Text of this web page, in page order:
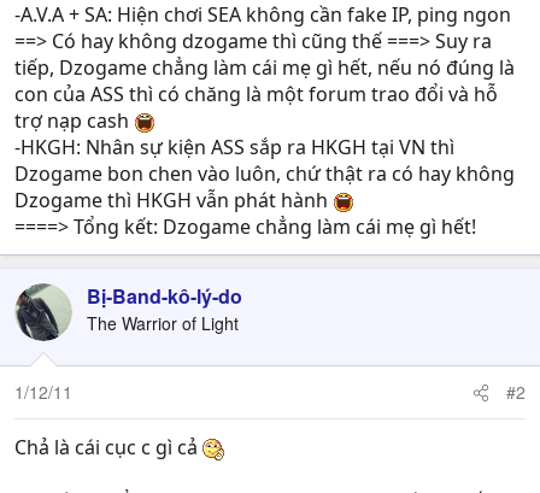
-A.V.A + SA: Hiện chơi SEA không cần fake IP, ping ngon
==> Có hay không dzogame thì cũng thế ===> Suy ra
tiếp, Dzogame chẳng làm cái mẹ gì hết, nếu nó đúng là
con của ASS thì có chăng là một forum trao đổi và hỗ
trợ nạp cash
-HKGH: Nhân sự kiện ASS sắp ra HKGH tại VN thì
Dzogame bon chen vào luôn, chứ thật ra có hay không
Dzogame thì HKGH vẫn phát hành
====> Tổng kết: Dzogame chẳng làm cái mẹ gì hết!
Bị-Band-kô-lý-do
The Warrior of Light
1/12/11 #2
Chả là cái cục c gì cả